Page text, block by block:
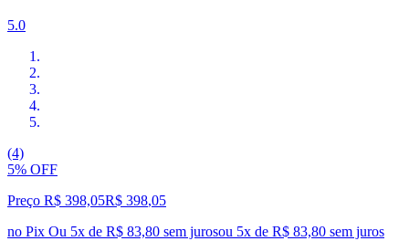
5.0
(4)
5% OFF
Preço R$ 398,05R$ 398,05
no Pix Ou 5x de R$ 83,80 sem jurosou 5x de R$ 83,80 sem juros